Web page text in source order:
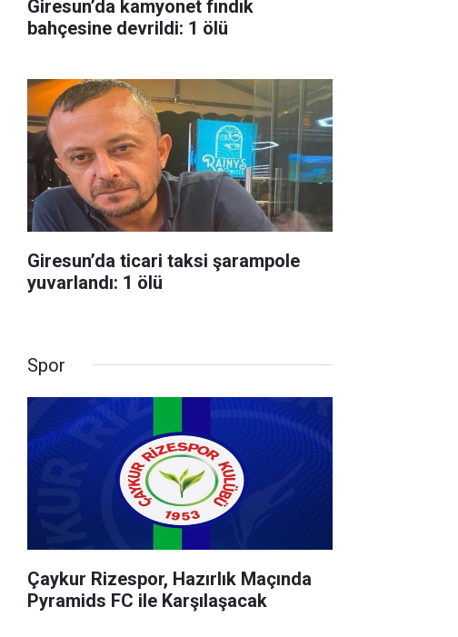
Giresun’da kamyonet fındık
bahçesine devrildi: 1 ölü
Giresun’da ticari taksi şarampole
yuvarlandı: 1 ölü
Spor
Çaykur Rizespor, Hazırlık Maçında
Pyramids FC ile Karşılaşacak